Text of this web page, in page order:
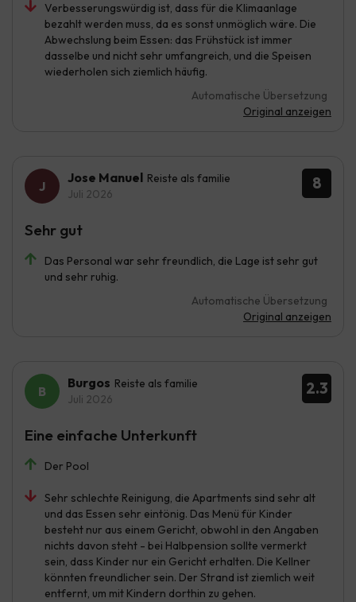
Verbesserungswürdig ist, dass für die Klimaanlage
bezahlt werden muss, da es sonst unmöglich wäre. Die
Abwechslung beim Essen: das Frühstück ist immer
dasselbe und nicht sehr umfangreich, und die Speisen
wiederholen sich ziemlich häufig.
Automatische Übersetzung
Original anzeigen
8
Jose Manuel Reiste als familie
Juli 2026
Das Personal war sehr freundlich, die Lage ist sehr gut
und sehr ruhig.
Automatische Übersetzung
Original anzeigen
Sehr gut
2.3
Burgos Reiste als familie
Juli 2026
Der Pool
Sehr schlechte Reinigung, die Apartments sind sehr alt
und das Essen sehr eintönig. Das Menü für Kinder
besteht nur aus einem Gericht, obwohl in den Angaben
nichts davon steht - bei Halbpension sollte vermerkt
sein, dass Kinder nur ein Gericht erhalten. Die Kellner
könnten freundlicher sein. Der Strand ist ziemlich weit
entfernt, um mit Kindern dorthin zu gehen.
Eine einfache Unterkunft